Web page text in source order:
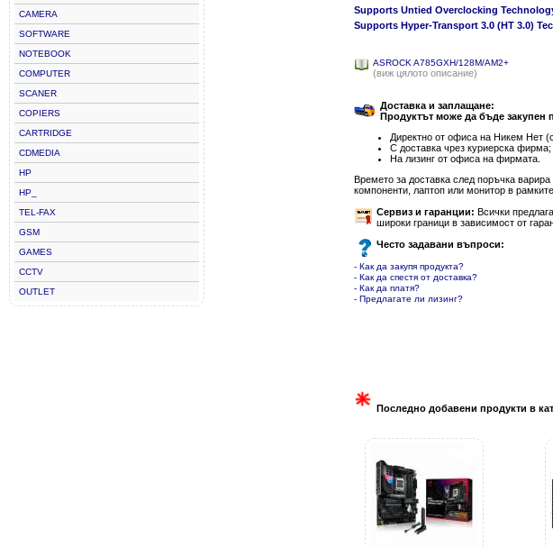
CAMERA
SOFTWARE
NOTEBOOK
COMPUTER
SCANER
COPIERS
CARTRIDGE
CDMEDIA
HP
HP_
TEL-FAX
GSM
GAMES
CCTV
OUTLET
Supports Untied Overclocking
Supports Hyper-Transport 3.0 (HT 3.0)
ASROCK A785GXH/128M/AM2+
(виж цялото описание)
Доставка и заплащане:
Продуктът може да бъде закупен
Директно от офиса на Никем Нет
С доставка чрез куриерска фирма;
На лизинг от офиса на фирмата.
Времето за доставка след поръчка
компоненти, лаптоп или монитор в
Сервиз и гаранции: Всички
широки граници в зависимост от
Често задавани въпроси:
- Как да закупя продукта?
- Как да спестя от доставка?
- Как да платя?
- Предлагате ли лизинг?
Последно добавени продукти в